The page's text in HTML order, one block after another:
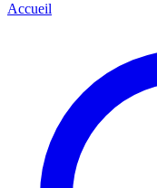
Accueil